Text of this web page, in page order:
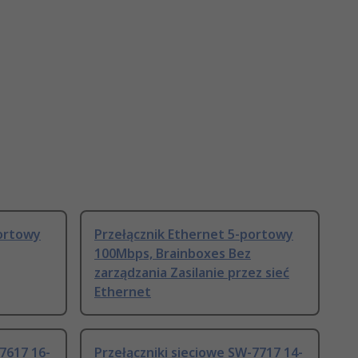
Przełącznik Ethernet 5-portowy
100Mbps, Brainboxes Bez
zarządzania Zasilanie przez sieć
Ethernet
16- Przełączniki sieciowe SW-7717 14-